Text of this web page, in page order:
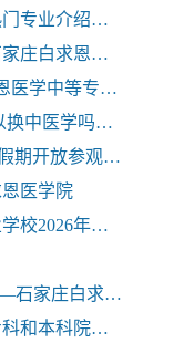
石家庄白求恩医学中等专业学校热门专业介绍——石家庄白求恩医学院
孩子不想上学，家长怎么办——石家庄白求恩医学院
中医康复保健中专班_石家庄白求恩医学中等专业学校
中专学的中医康复技术到大专可以换中医学吗？——石家庄白求恩医专
五一探校指南 | 石家庄白求恩医专假期开放参观，想学医的同学们看过来！
医学院
喜讯！石家庄白求恩医学中等专业学校2026年对口升学专业课考试再创佳绩！
医学基础知识习题训练【2.25】——石家庄白求恩医学中等专业学校
通过对口高考可以报考哪些医学专科和本科院校？